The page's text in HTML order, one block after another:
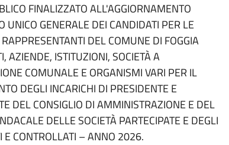
FINALIZZATO ALL'AGGIORNAMENTO
UNICO GENERALE DEI CANDIDATI PER LE
DEL COMUNE DI FOGGIA
AZIENDE, ISTITUZIONI, SOCIETÀ A
COMUNALE E ORGANISMI VARI PER IL
DEGLI INCARICHI DI PRESIDENTE E
DEL CONSIGLIO DI AMMINISTRAZIONE E DEL
DELLE SOCIETÀ PARTECIPATE E DEGLI
E CONTROLLATI – ANNO 2026.